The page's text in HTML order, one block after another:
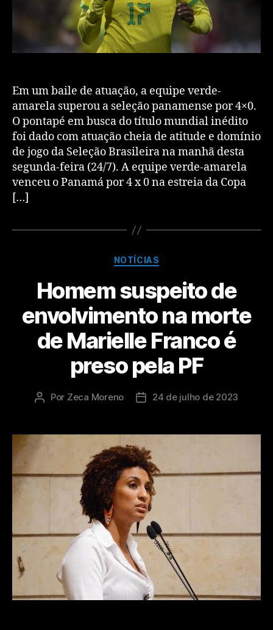
Em um baile de atuação, a equipe verde-
amarela superou a seleção panamense por 4×0.
O pontapé em busca do título mundial inédito
foi dado com atuação cheia de atitude e domínio
de jogo da Seleção Brasileira na manhã desta
segunda-feira (24/7). A equipe verde-amarela
venceu o Panamá por 4 x 0 na estreia da Copa
[…]
NOTÍCIAS
Homem suspeito de
envolvimento na morte
de Marielle Franco é
preso pela PF
Por Zeca Moreno 24 de julho de 2023